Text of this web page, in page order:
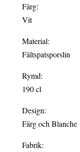
Färg:
Vit
Material:
Fältspatsporslin
Rymd:
190 cl
Design:
Färg och Blanche
Fabrik: